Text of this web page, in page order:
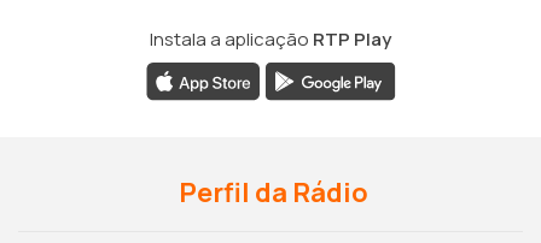
Instala a aplicação RTP Play
Perfil da Rádio